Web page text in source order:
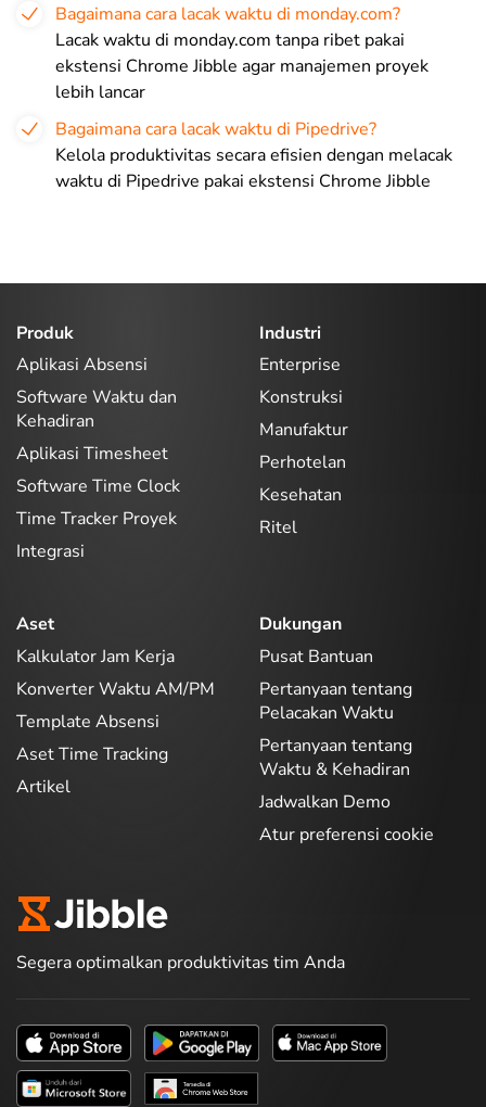
Bagaimana cara lacak waktu di monday.com?
Lacak waktu di monday.com tanpa ribet pakai
ekstensi Chrome Jibble agar manajemen proyek
lebih lancar
Bagaimana cara lacak waktu di Pipedrive?
Kelola produktivitas secara efisien dengan melacak
waktu di Pipedrive pakai ekstensi Chrome Jibble
Produk
Aplikasi Absensi
Software Waktu dan
Kehadiran
Aplikasi Timesheet
Software Time Clock
Time Tracker Proyek
Integrasi
Industri
Enterprise
Konstruksi
Manufaktur
Perhotelan
Kesehatan
Ritel
Aset
Kalkulator Jam Kerja
Konverter Waktu AM/PM
Template Absensi
Aset Time Tracking
Artikel
Dukungan
Pusat Bantuan
Pertanyaan tentang
Pelacakan Waktu
Pertanyaan tentang
Waktu & Kehadiran
Jadwalkan Demo
Atur preferensi cookie
Segera optimalkan produktivitas tim Anda